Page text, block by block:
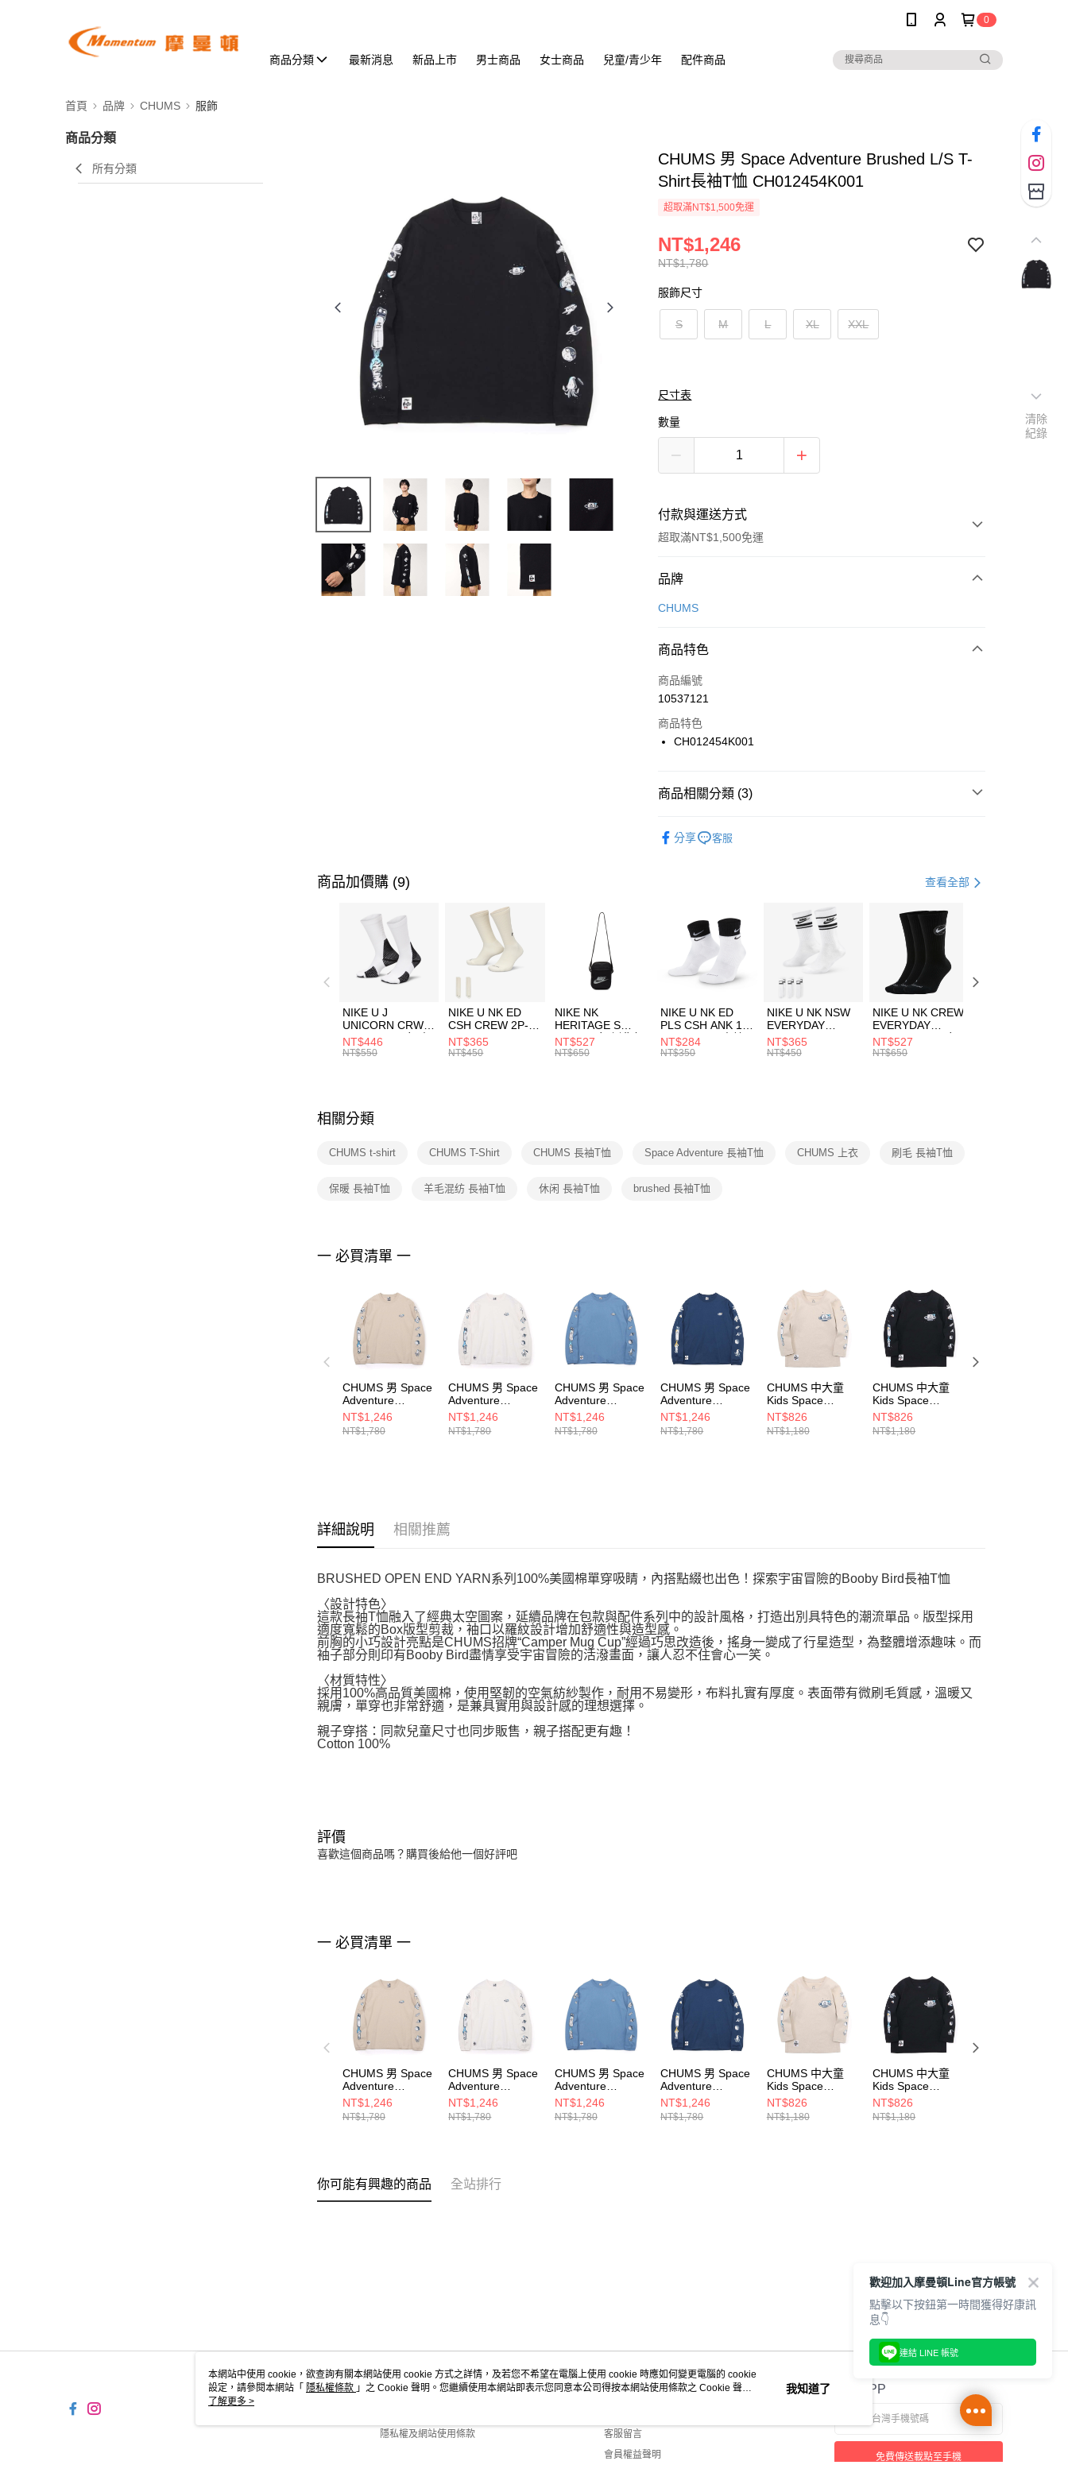
0
商品分類 最新消息 新品上市 男士商品 女士商品 兒童/青少年 配件商品
首頁 品牌 CHUMS 服飾
商品分類
所有分類
CHUMS 男 Space Adventure Brushed L/S T-
Shirt長袖T恤 CH012454K001
超取滿NT$1,500免運
NT$1,780
NT$1,246
服飾尺寸
S M L XL XXL
尺寸表
數量
付款與運送方式
超取滿NT$1,500免運
付款方式
信用卡一次付款
合作金庫商業銀行
華南商業銀行
上海商業儲蓄銀行
國泰世華商業銀行
聯邦商業銀行
台新國際商業銀行
LINE Pay
Apple Pay
【關於「AFTEE先享後付」】
３．安心：先確認商品／服務後，再付款。
【「AFTEE先享後付」結帳流程】
１．於結帳方式選擇「AFTEE先享後付」後，將跳轉至「AFTEE先享後
付」結帳頁面，進行簡訊認證並確認金額後，即可完成結帳。
２．訂單成立數日內，您將收到繳費通知簡訊。
３．收到繳費通知簡訊後14天內，點擊此簡訊中的連結，可透過四大超商
／ATM／網路銀行／等多元方式進行付款，方視為交易完成。
※ 請注意：結帳手續完成當下不需立刻繳費，但若您需要取消訂單，請聯
絡購買商品的店家。未經商家同意取消之訂單仍視為有效，需透過AFTEE
先享後付繳納相關費用。
交易，需依本服務之必要範圍內提供個人資料，並將交易相關給付款項請
２．關於個人資料處理事宜，請瀏覽以下網址：
５．嚴禁一人註冊多個帳號或使用他人資訊註冊。若發現惡意使用之情
形，恩沛科技股份有限公司將有權停止該用戶之使用額度並採取法律行
動。
每筆NT$100，滿NT$1,500(含以上)免運費
每筆NT$100，滿NT$1,500(含以上)免運費
付款後門市自取
每筆NT$100，滿NT$1,500(含以上)免運費
品牌
CHUMS
商品特色
商品編號
10537121
商品特色
CH012454K001
商品相關分類 (3)
分享 客服
商品加價購 (9) 查看全部
NIKE U J
UNICORN CRW
1PR -160 男女 中
統襪 FZ3393100
NT$446
NT$550
NIKE U NK ED
CSH CREW 2P-
144 EMBRDY 男
女 短統襪
NT$365
NT$450
NIKE NK
HERITAGE S
SMIT 男女 側背包
BA5871010
NT$527
NT$650
NIKE U NK ED
PLS CSH ANK 1P
144 DBL 男 中統
襪 DH4058104
NT$284
NT$350
NIKE U NK NSW
EVERYDAY
ESSENTIAL CR
男女 短統襪
NT$365
NT$450
NIKE U NK CREW
EVERYDAY
BBALL 3PR 男女
長統襪
NT$527
NT$650
相關分類
CHUMS t-shirt CHUMS T-Shirt CHUMS 長袖T恤 Space Adventure 長袖T恤 CHUMS 上衣 刷毛 長袖T恤
保暖 長袖T恤 羊毛混纺 長袖T恤 休闲 長袖T恤 brushed 長袖T恤
一 必買清單 一
CHUMS 男 Space
Adventure
Brushed L/S T-
Shirt長袖T恤
CH012454G057
NT$1,246
NT$1,780
CHUMS 男 Space
Adventure
Brushed L/S T-
Shirt長袖T恤
CH012454W001
NT$1,246
NT$1,780
CHUMS 男 Space
Adventure
Brushed L/S T-
Shirt長袖T恤
CH012454A002
NT$1,246
NT$1,780
CHUMS 男 Space
Adventure
Brushed L/S T-
Shirt長袖T恤
CH012454N001
NT$1,246
NT$1,780
CHUMS 中大童
Kids Space
Adventure
Brushed L/S T長
袖T恤
NT$826
NT$1,180
CHUMS 中大童
Kids Space
Adventure
Brushed L/S T長
袖T恤
NT$826
NT$1,180
詳細說明 相關推薦
BRUSHED OPEN END YARN系列100%美國棉單穿吸睛，內搭點綴也出色！探索宇宙冒險的Booby Bird長袖T恤
〈設計特色〉
這款長袖T恤融入了經典太空圖案，延續品牌在包款與配件系列中的設計風格，打造出別具特色的潮流單品。版型採用
適度寬鬆的Box版型剪裁，袖口以羅紋設計增加舒適性與造型感。
前胸的小巧設計亮點是CHUMS招牌“Camper Mug Cup”經過巧思改造後，搖身一變成了行星造型，為整體增添趣味。而
袖子部分則印有Booby Bird盡情享受宇宙冒險的活潑畫面，讓人忍不住會心一笑。
〈材質特性〉
採用100%高品質美國棉，使用堅韌的空氣紡紗製作，耐用不易變形，布料扎實有厚度。表面帶有微刷毛質感，溫暖又
親膚，單穿也非常舒適，是兼具實用與設計感的理想選擇。
親子穿搭：同款兒童尺寸也同步販售，親子搭配更有趣！
Cotton 100%
評價
喜歡這個商品嗎？購買後給他一個好評吧
一 必買清單 一
CHUMS 男 Space
Adventure
Brushed L/S T-
Shirt長袖T恤
CH012454G057
NT$1,246
NT$1,780
CHUMS 男 Space
Adventure
Brushed L/S T-
Shirt長袖T恤
CH012454W001
NT$1,246
NT$1,780
CHUMS 男 Space
Adventure
Brushed L/S T-
Shirt長袖T恤
CH012454A002
NT$1,246
NT$1,780
CHUMS 男 Space
Adventure
Brushed L/S T-
Shirt長袖T恤
CH012454N001
NT$1,246
NT$1,780
CHUMS 中大童
Kids Space
Adventure
Brushed L/S T長
袖T恤
NT$826
NT$1,180
CHUMS 中大童
Kids Space
Adventure
Brushed L/S T長
袖T恤
NT$826
NT$1,180
你可能有興趣的商品 全站排行
關於我們
隱私權及網站使用條款
客服資訊
客服留言
會員權益聲明
官方APP
免費傳送載點至手機
清除
紀錄
本網站中使用 cookie，欲查詢有關本網站使用 cookie 方式之詳情，及若您不希望在電腦上使用 cookie 時應如何變更電腦的 cookie
設定，請參閱本網站「 隱私權條款 」之 Cookie 聲明。您繼續使用本網站即表示您同意本公司得按本網站使用條款之 Cookie 聲明
使用 cookie。
了解更多 >
我知道了
歡迎加入摩曼頓Line官方帳號
點擊以下按鈕第一時間獲得好康訊
息👇
連結 LINE 帳號